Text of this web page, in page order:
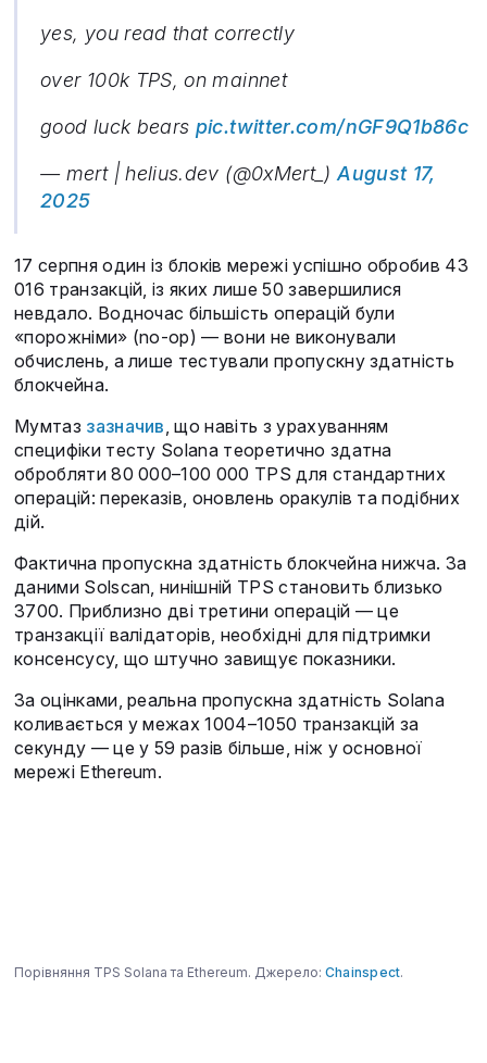
yes, you read that correctly
over 100k TPS, on mainnet
good luck bears pic.twitter.com/nGF9Q1b86c
— mert | helius.dev (@0xMert_)August 17,
2025
17 серпня один із блоків мережі успішно обробив 43
016 транзакцій, із яких лише 50 завершилися
невдало. Водночас більшість операцій були
«порожніми» (no-op) — вони не виконували
обчислень, а лише тестували пропускну здатність
блокчейна.
Мумтаз зазначив, що навіть з урахуванням
специфіки тесту Solana теоретично здатна
обробляти 80 000–100 000 TPS для стандартних
операцій: переказів, оновлень оракулів та подібних
дій.
Фактична пропускна здатність блокчейна нижча. За
даними Solscan, нинішній TPS становить близько
3700. Приблизно дві третини операцій — це
транзакції валідаторів, необхідні для підтримки
консенсусу, що штучно завищує показники.
За оцінками, реальна пропускна здатність Solana
коливається у межах 1004–1050 транзакцій за
секунду — це у 59 разів більше, ніж у основної
мережі Ethereum.
Порівняння TPS Solana та Ethereum. Джерело: Chainspect.